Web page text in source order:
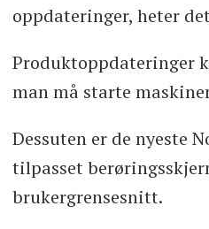
oppdateringer, heter
Produktoppdateringer
man må starte
Dessuten er de nyeste
tilpasset
brukergrensesnitt.